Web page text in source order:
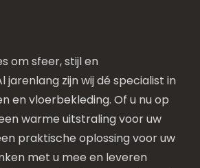
om sfeer, stijl en
jarenlang zijn wij dé specialist in
en vloerbekleding. Of u nu op
warme uitstraling voor uw
praktische oplossing voor uw
met u mee en leveren